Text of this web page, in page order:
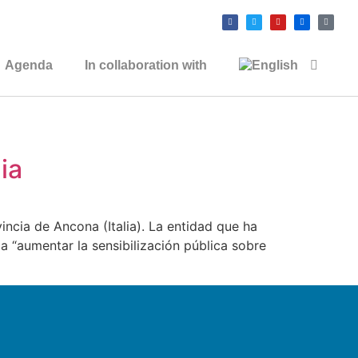
Agenda In collaboration with
de Ancona (Italia). La entidad que ha
“aumentar la sensibilización pública sobre